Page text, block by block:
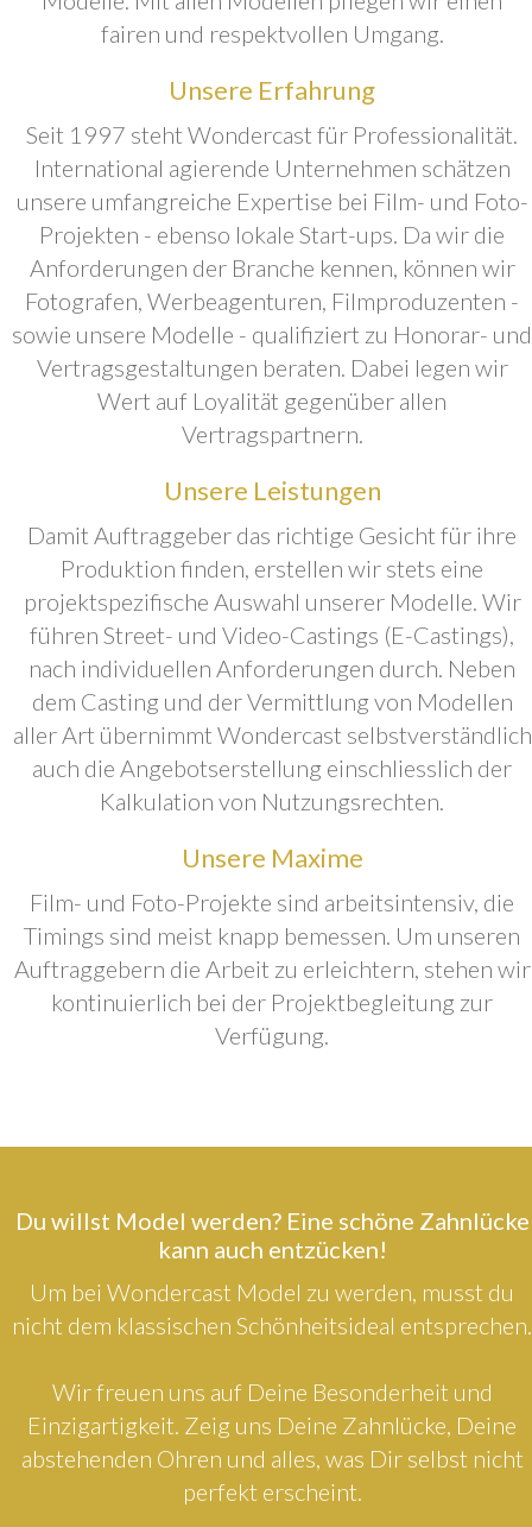
fairen und respektvollen Umgang.
Unsere Erfahrung
Seit 1997 steht Wondercast für Professionalität.
International agierende Unternehmen schätzen
unsere umfangreiche Expertise bei Film- und Foto-
Projekten - ebenso lokale Start-ups. Da wir die
Anforderungen der Branche kennen, können wir
Fotografen, Werbeagenturen, Filmproduzenten -
sowie unsere Modelle - qualifiziert zu Honorar- und
Vertragsgestaltungen beraten. Dabei legen wir
Wert auf Loyalität gegenüber allen
Vertragspartnern.
Unsere Leistungen
Damit Auftraggeber das richtige Gesicht für ihre
Produktion finden, erstellen wir stets eine
projektspezifische Auswahl unserer Modelle. Wir
führen Street- und Video-Castings (E-Castings),
nach individuellen Anforderungen durch. Neben
dem Casting und der Vermittlung von Modellen
aller Art übernimmt Wondercast selbstverständlich
auch die Angebotserstellung einschliesslich der
Kalkulation von Nutzungsrechten.
Unsere Maxime
Film- und Foto-Projekte sind arbeitsintensiv, die
Timings sind meist knapp bemessen. Um unseren
Auftraggebern die Arbeit zu erleichtern, stehen wir
kontinuierlich bei der Projektbegleitung zur
Verfügung.
Du willst Model werden? Eine schöne Zahnlücke
kann auch entzücken!
Um bei Wondercast Model zu werden, musst du
nicht dem klassischen Schönheitsideal entsprechen.
Wir freuen uns auf Deine Besonderheit und
Einzigartigkeit. Zeig uns Deine Zahnlücke, Deine
abstehenden Ohren und alles, was Dir selbst nicht
perfekt erscheint.